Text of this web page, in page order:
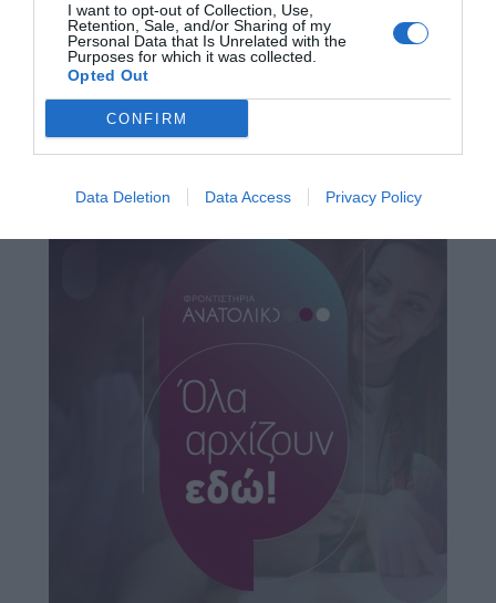
I want to opt-out of Collection, Use,
Retention, Sale, and/or Sharing of my
Personal Data that Is Unrelated with the
Purposes for which it was collected.
Opted Out
CONFIRM
Data Deletion Data Access Privacy Policy